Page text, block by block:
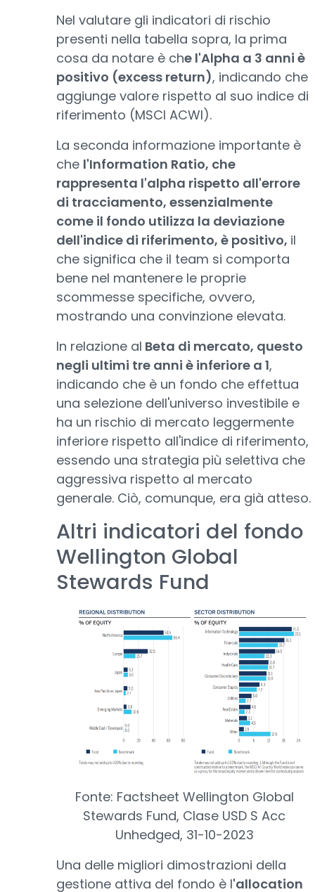
Nel valutare gli indicatori di rischio
presenti nella tabella sopra, la prima
cosa da notare è che l'Alpha a 3 anni è
positivo (excess return), indicando che
aggiunge valore rispetto al suo indice di
riferimento (MSCI ACWI).
La seconda informazione importante è
che l'Information Ratio, che
rappresenta l'alpha rispetto all'errore
di tracciamento, essenzialmente
come il fondo utilizza la deviazione
dell'indice di riferimento, è positivo, il
che significa che il team si comporta
bene nel mantenere le proprie
scommesse specifiche, ovvero,
mostrando una convinzione elevata.
In relazione al Beta di mercato, questo
negli ultimi tre anni è inferiore a 1,
indicando che è un fondo che effettua
una selezione dell'universo investibile e
ha un rischio di mercato leggermente
inferiore rispetto all'indice di riferimento,
essendo una strategia più selettiva che
aggressiva rispetto al mercato
generale. Ciò, comunque, era già atteso.
Altri indicatori del fondo
Wellington Global
Stewards Fund
Fonte: Factsheet Wellington Global
Stewards Fund, Clase USD S Acc
Unhedged, 31-10-2023
Una delle migliori dimostrazioni della
gestione attiva del fondo è l'allocation